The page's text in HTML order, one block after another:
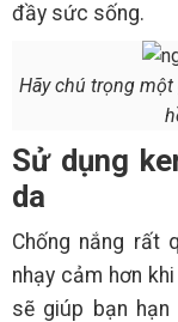
đầy sức sống.
Hãy chú trọng
Sử dụng
da
Chống nắng rất
nhạy cảm hơn
sẽ giúp bạn